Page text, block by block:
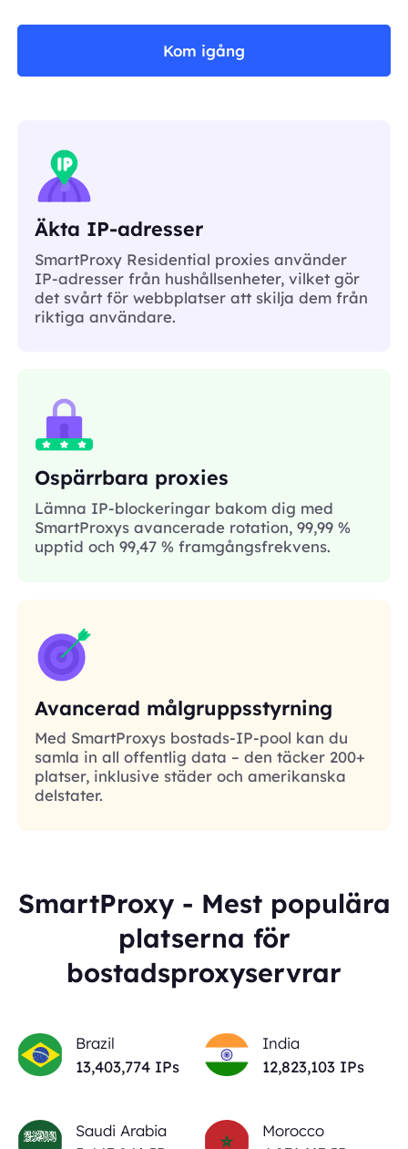
Kom igång
Äkta IP-adresser
SmartProxy Residential proxies använder
IP-adresser från hushållsenheter, vilket gör
det svårt för webbplatser att skilja dem från
riktiga användare.
Ospärrbara proxies
Lämna IP-blockeringar bakom dig med
SmartProxys avancerade rotation, 99,99 %
upptid och 99,47 % framgångsfrekvens.
Avancerad målgruppsstyrning
Med SmartProxys bostads-IP-pool kan du
samla in all offentlig data – den täcker 200+
platser, inklusive städer och amerikanska
delstater.
SmartProxy - Mest populära
platserna för
bostadsproxyservrar
Brazil
13,403,774 IPs
India
12,823,103 IPs
Saudi Arabia
Morocco